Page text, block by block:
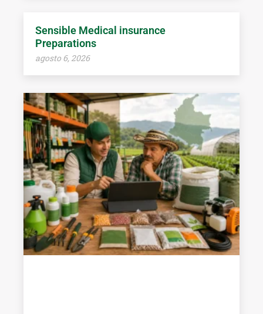
Sensible Medical insurance
Preparations
agosto 6, 2026